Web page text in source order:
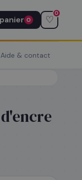
0 ♡
0
& contact